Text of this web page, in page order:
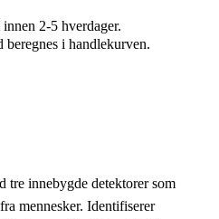
2-5 hverdager.
beregnes i handlekurven.
tre innebygde detektorer som
mennesker. Identifiserer